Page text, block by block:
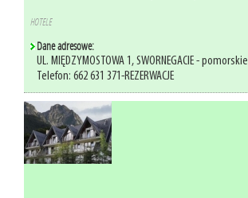
HOTELE
Dane adresowe:
UL. MIĘDZYMOSTOWA 1, SWORNEGACIE - pomorskie
Telefon: 662 631 371-REZERWACJE